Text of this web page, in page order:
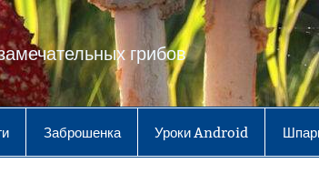
грибов
Заброшенка Уроки Android